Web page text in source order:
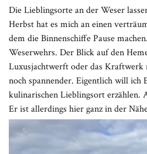
Die Lieblingsorte an der Weser
Herbst hat es mich an einen
dem die Binnenschiffe Pause
Weserwehrs. Der Blick auf den
Luxusjachtwerft oder das Kraftwerk
noch spannender. Eigentlich will ich
kulinarischen Lieblingsort erzählen.
Er ist allerdings hier ganz in der